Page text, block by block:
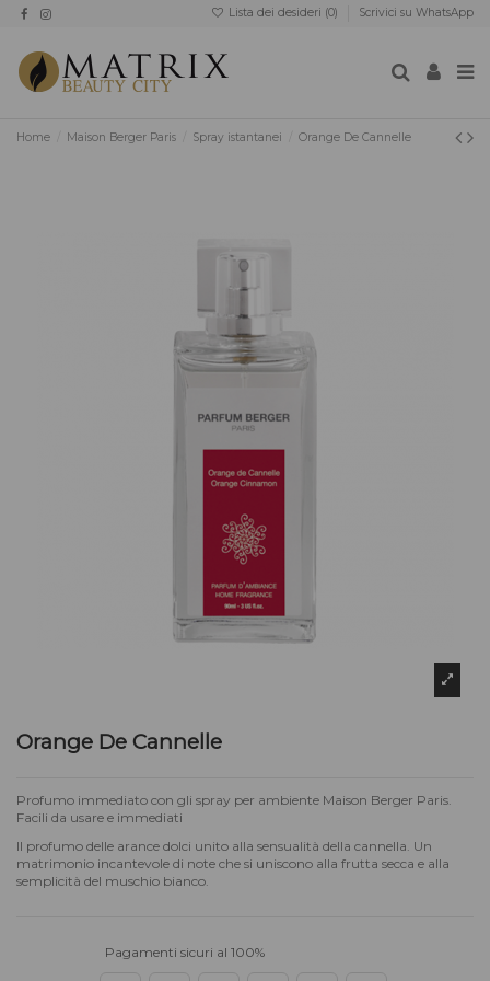
Lista dei desideri (0) Scrivici su WhatsApp
Home Maison Berger Paris Spray istantanei Orange De Cannelle
Orange De Cannelle
Profumo immediato con gli spray per ambiente Maison Berger Paris.
Facili da usare e immediati
Il profumo delle arance dolci unito alla sensualità della cannella. Un
matrimonio incantevole di note che si uniscono alla frutta secca e alla
semplicità del muschio bianco.
Pagamenti sicuri al 100%